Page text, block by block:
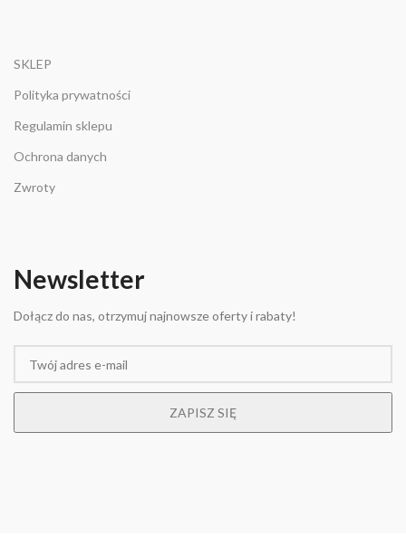
SKLEP
Polityka prywatności
Regulamin sklepu
Ochrona danych
Zwroty
Newsletter
Dołącz do nas, otrzymuj najnowsze oferty i rabaty!